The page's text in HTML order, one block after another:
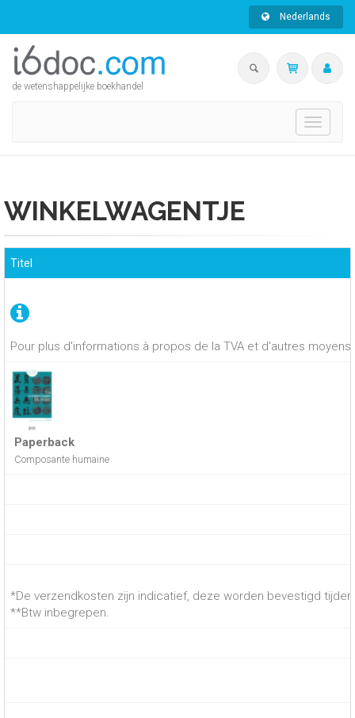
Nederlands
de wetenshappelijke boekhandel
Toggle
WINKELWAGENTJE
Pour plus d'informations à propos de la TVA et d'autres
Titel
Paperback
Composante humaine
*De verzendkosten zijn indicatief, deze worden bevestigd
**Btw inbegrepen.